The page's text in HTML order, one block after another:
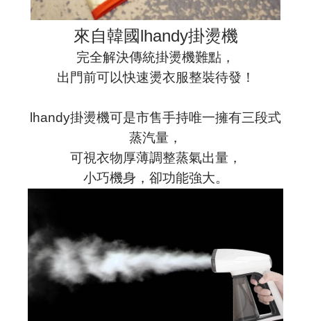
來自韓國lhandy掛燙機
完全解決傳統掛燙機難點，
出門前可以快速燙衣服整裝待發！
lhandy掛燙機可是市售手持唯一擁有三段式
蒸汽量，
可視衣物厚薄調整蒸氣出量，
小巧機身，卻功能強大。